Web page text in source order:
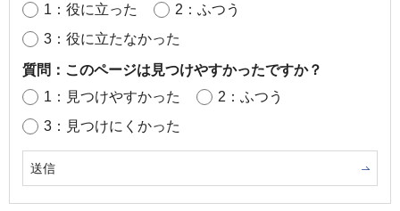
1：役に立った
2：ふつう
3：役に立たなかった
質問：このページは見つけやすかったですか？
1：見つけやすかった
2：ふつう
3：見つけにくかった